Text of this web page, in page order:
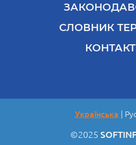
СЛОВНИК
Українська
©2025